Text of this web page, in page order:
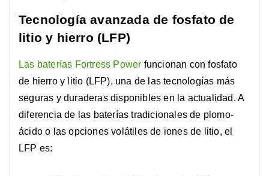
Tecnología avanzada de fosfato de
litio y hierro (LFP)
Las baterías Fortress Power funcionan con fosfato
de hierro y litio (LFP), una de las tecnologías más
seguras y duraderas disponibles en la actualidad. A
diferencia de las baterías tradicionales de plomo-
ácido o las opciones volátiles de iones de litio, el
LFP es: